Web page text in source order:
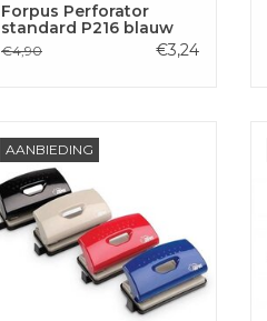
Forpus Perforator
standard P216 blauw
€4,90 €3,24
AANBIEDINGgrijs
TOEVOEGEN AAN
WINKELWAGEN